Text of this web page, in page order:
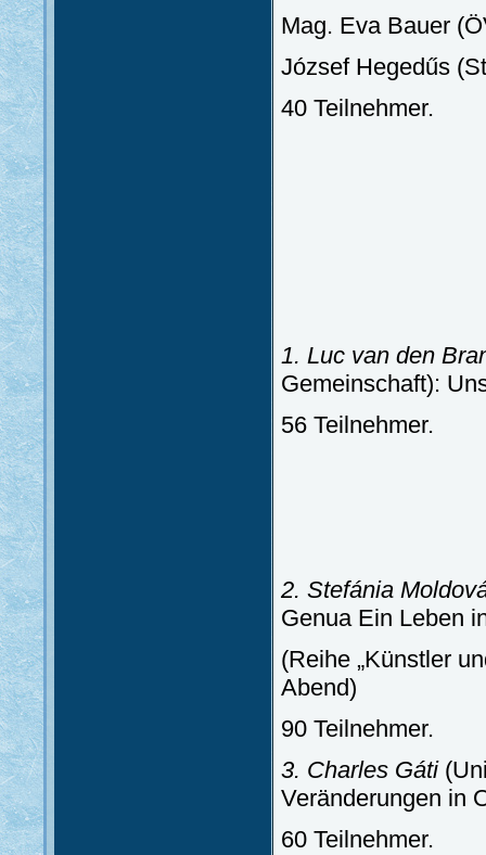
Mag. Eva Bauer
József Hegedűs
40 Teilnehmer.
1. Luc van den
Gemeinschaft):
56 Teilnehmer.
2. Stefánia
Genua Ein Leben
(Reihe „Künstler
Abend)
90 Teilnehmer.
3. Charles Gáti
Veränderungen in
60 Teilnehmer.